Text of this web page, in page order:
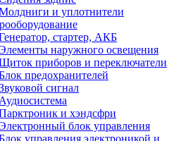
и уплотнители
стартер, АКБ
наружного освещения
приборов и переключатели
предохранителей
сигнал
Аудиосистема
и хэндсфри
блок управления
управления электроникой и